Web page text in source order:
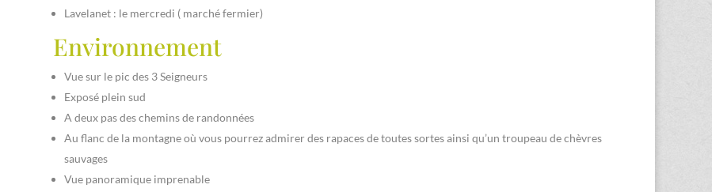
Lavelanet : le mercredi ( marché fermier)
Environnement
Vue sur le pic des 3 Seigneurs
Exposé plein sud
A deux pas des chemins de randonnées
Au flanc de la montagne où vous pourrez admirer des rapaces de toutes sortes ainsi qu’un troupeau de chèvres
sauvages
Vue panoramique imprenable